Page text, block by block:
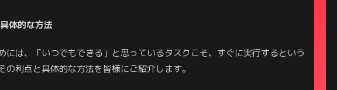
体的な方法
には、「いつでもできる」と思っているタスクこそ、すぐに実行するという
利点と具体的な方法を皆様にご紹介します。